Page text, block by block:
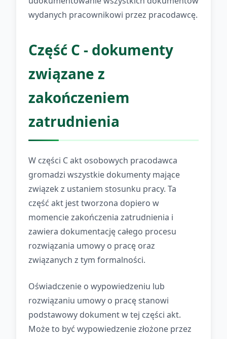
wydanych pracownikowi przez pracodawcę.
Część C - dokumenty
związane z
zakończeniem
zatrudnienia
W części C akt osobowych pracodawca
gromadzi wszystkie dokumenty mające
związek z ustaniem stosunku pracy. Ta
część akt jest tworzona dopiero w
momencie zakończenia zatrudnienia i
zawiera dokumentację całego procesu
rozwiązania umowy o pracę oraz
związanych z tym formalności.
Oświadczenie o wypowiedzeniu lub
rozwiązaniu umowy o pracę stanowi
podstawowy dokument w tej części akt.
Może to być wypowiedzenie złożone przez